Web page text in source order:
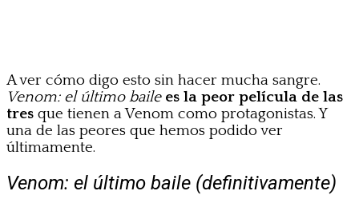
A ver cómo digo esto sin hacer mucha sangre.
Venom: el último baile es la peor película de las
tres que tienen a Venom como protagonistas. Y
una de las peores que hemos podido ver
últimamente.
Venom: el último baile (definitivamente)